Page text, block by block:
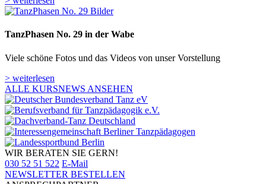
TanzPhasen No. 29 in der Wabe
Viele schöne Fotos und das Videos von unser Vorstellung
> weiterlesen
ALLE KURSNEWS ANSEHEN
WIR BERATEN SIE GERN!
030 52 51 522 E-Mail
NEWSLETTER BESTELLEN